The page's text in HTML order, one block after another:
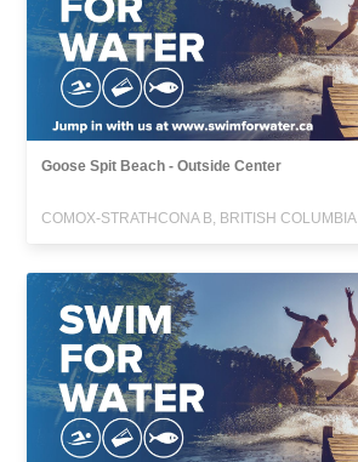
Goose Spit Beach - Outside Center
COMOX-STRATHCONA B, BRITISH COLUMBIA